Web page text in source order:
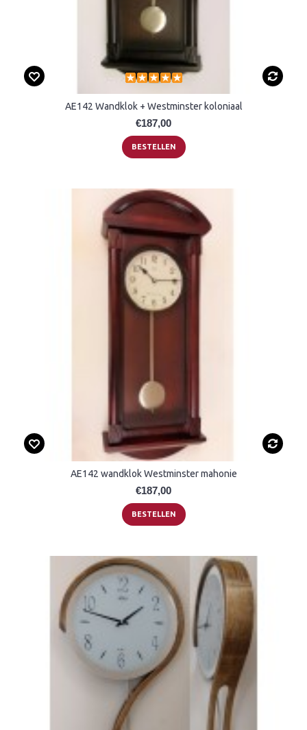
AE142 Wandklok + Westminster koloniaal
€187,00
BESTELLEN
AE142 wandklok Westminster mahonie
€187,00
BESTELLEN